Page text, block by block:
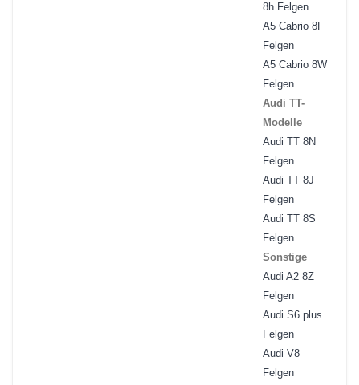
8h Felgen
A5 Cabrio 8F
Felgen
A5 Cabrio 8W
Felgen
Audi TT-
Modelle
Audi TT 8N
Felgen
Audi TT 8J
Felgen
Audi TT 8S
Felgen
Sonstige
Audi A2 8Z
Felgen
Audi S6 plus
Felgen
Audi V8
Felgen